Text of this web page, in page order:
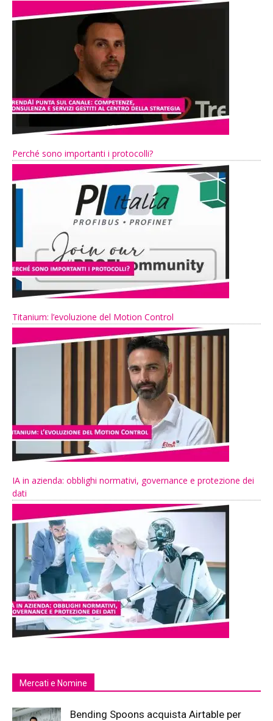
Perché sono importanti i protocolli?
Titanium: l’evoluzione del Motion Control
IA in azienda: obblighi normativi, governance e protezione dei
dati
Mercati e Nomine
Bending Spoons acquista Airtable per